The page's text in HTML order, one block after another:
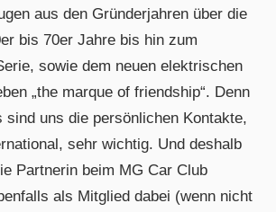
aus den Gründerjahren über die
bis 70er Jahre bis hin zum
sowie dem neuen elektrischen
„the marque of friendship“. Denn
sind uns die persönlichen Kontakte,
sehr wichtig. Und deshalb
Partnerin beim MG Car Club
als Mitglied dabei (wenn nicht